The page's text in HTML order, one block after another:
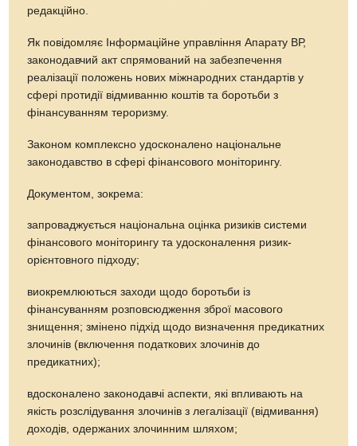
редакційно.
Як повідомляє Інформаційне управління Апарату ВР,
законодавчий акт спрямований на забезпечення
реалізації положень нових міжнародних стандартів у
сфері протидії відмиванню коштів та боротьби з
фінансуванням тероризму.
Законом комплексно удосконалено національне
законодавство в сфері фінансового моніторингу.
Документом, зокрема:
запроваджується національна оцінка ризиків системи
фінансового моніторингу та удосконалення ризик-
орієнтовного підходу;
виокремлюються заходи щодо боротьби із
фінансуванням розповсюдження зброї масового
знищення; змінено підхід щодо визначення предикатних
злочинів (включення податкових злочинів до
предикатних);
вдосконалено законодавчі аспекти, які впливають на
якість розслідування злочинів з легалізації (відмивання)
доходів, одержаних злочинним шляхом;